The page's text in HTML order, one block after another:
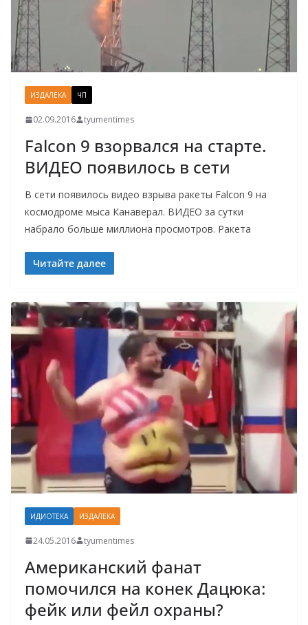
ИЗДАЛЕКА ЧП
02.09.2016 tyumentimes
Falcon 9 взорвался на старте.
ВИДЕО появилось в сети
В сети появилось видео взрыва ракеты Falcon 9 на
космодроме мыса Канаверал. ВИДЕО за сутки
набрало больше миллиона просмотров. Ракета
Читайте далее
ИДИОТЕКА ИЗДАЛЕКА
24.05.2016 tyumentimes
Американский фанат
помочился на конек Дацюка:
фейк или фейл охраны?